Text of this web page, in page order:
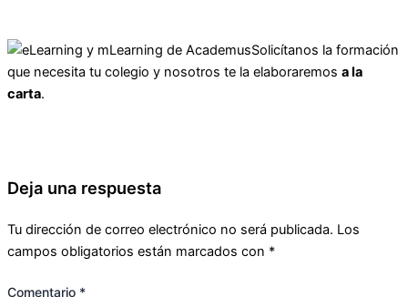
Solicítanos la formación
que necesita tu colegio y nosotros te la elaboraremos a la
carta.
Deja una respuesta
Tu dirección de correo electrónico no será publicada. Los
campos obligatorios están marcados con *
Comentario *